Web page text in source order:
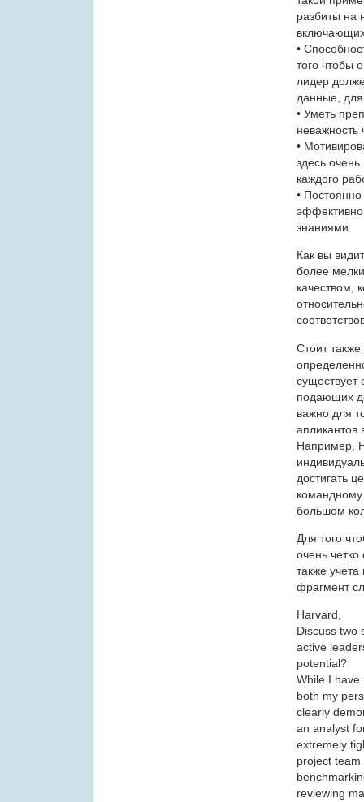
разбиты на
•
того чтобы
лидер
данные, для
• Уметь
неважность
•
здесь
каждого
•
эффективно
знаниями.
Как вы
более
качеством,
Стоит
существует
подающих
важно для
апликантов
Например,
достигать
командному
большом
Для того
очень
также
фрагмент
Harvard,
Discuss two
active
potential?
While I have
both my
clearly
an analyst
extremely
project
reviewing